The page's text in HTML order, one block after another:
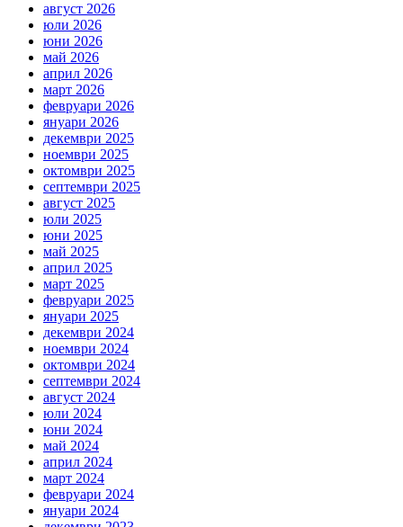
август 2026
юли 2026
юни 2026
май 2026
април 2026
март 2026
февруари 2026
януари 2026
декември 2025
ноември 2025
октомври 2025
септември 2025
август 2025
юли 2025
юни 2025
май 2025
април 2025
март 2025
февруари 2025
януари 2025
декември 2024
ноември 2024
октомври 2024
септември 2024
август 2024
юли 2024
юни 2024
май 2024
април 2024
март 2024
февруари 2024
януари 2024